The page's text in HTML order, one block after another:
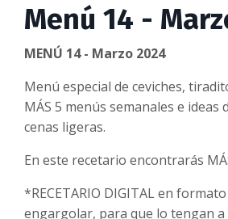
Menú 14 -
MENÚ 14 - Marzo 2024
Menú especial de ceviches,
MÁS 5 menús semanales e ideas
cenas ligeras.
En este recetario encontrarás
*RECETARIO DIGITAL en
engargolar, para que lo tengan